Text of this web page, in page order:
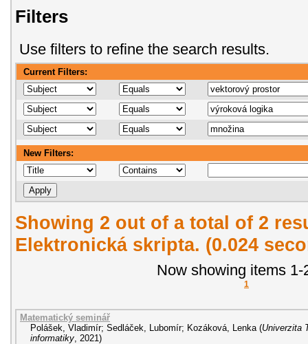
Filters
Use filters to refine the search results.
Current Filters:
New Filters:
Showing 2 out of a total of 2
Elektronická skripta. (0.024
Now showing items 1-
1
Matematický seminář
Polášek, Vladimír; Sedláček, Lubomír; Kozáková, Lenka (Univerzita
informatiky 2021 )